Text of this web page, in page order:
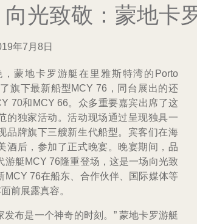
向光致敬：蒙地卡
年7月8日
蒙地卡罗游艇在里雅斯特湾的Porto
旗下最新船型MCY 76，同台展出的还
70和MCY 66。众多重要嘉宾出席了这
的独家活动。活动现场通过呈现独具一
品牌旗下三艘新生代船型。宾客们在海
酒后，参加了正式晚宴。晚宴期间，品
游艇MCY 76隆重登场，这是一场向光致
MCY 76在船东、合作伙伴、国际媒体等
前展露真容。
发布是一个神奇的时刻。” 蒙地卡罗游艇